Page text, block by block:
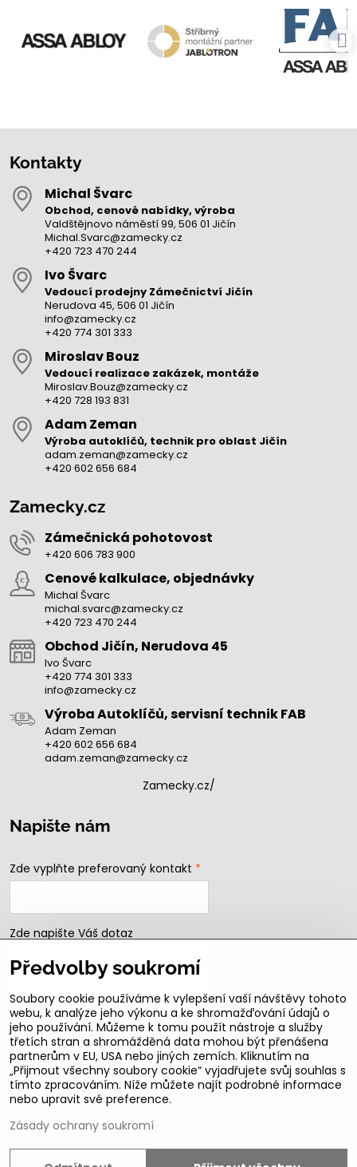
Kontakty
Michal Švarc
Obchod, cenové nabídky, výroba
Valdštějnovo náměstí 99, 506 01 Jičín
Michal.Svarc@zamecky.cz
+420 723 470 244
Ivo Švarc
Vedoucí prodejny Zámečnictví Jičín
Nerudova 45, 506 01 Jičín
info@zamecky.cz
+420 774 301 333
Miroslav Bouz
Vedoucí realizace zakázek, montáže
Miroslav.Bouz@zamecky.cz
+420 728 193 831
Adam Zeman
Výroba autoklíčů, technik pro oblast Jičín
adam.zeman@zamecky.cz
+420 602 656 684
Zamecky.cz
Zámečnická pohotovost
+420 606 783 900
Cenové kalkulace, objednávky
Michal Švarc
michal.svarc@zamecky.cz
+420 723 470 244
Obchod Jičín, Nerudova 45
Ivo Švarc
+420 774 301 333
info@zamecky.cz
Výroba Autoklíčů, servisní technik FAB
Adam Zeman
+420 602 656 684
adam.zeman@zamecky.cz
Zamecky.cz/
Napište nám
Zde vyplňte preferovaný kontakt *
Zde napište Váš dotaz
Odeslat
B2b podmínky pro registrované partnery
Předvolby soukromí
Soubory cookie používáme k vylepšení vaší návštěvy tohoto
webu, k analýze jeho výkonu a ke shromažďování údajů o
jeho používání. Můžeme k tomu použít nástroje a služby
třetích stran a shromážděná data mohou být přenášena
partnerům v EU, USA nebo jiných zemích. Kliknutím na
„Přijmout všechny soubory cookie“ vyjadřujete svůj souhlas s
tímto zpracováním. Níže můžete najít podrobné informace
nebo upravit své preference.
Zásady ochrany soukromí